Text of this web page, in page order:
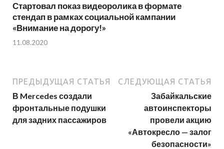
Стартовал показ видеоролика в формате
стендап в рамках социальной кампании
«Внимание на дорогу!»
11.08.2020
ПРЕДЫДУЩАЯ СТАТЬЯ
В Mercedes создали
фронтальные подушки
для задних пассажиров
СЛЕДУЮЩАЯ СТАТЬЯ
Забайкальские
автоинспекторы
провели акцию
«Автокресло — залог
безопасности»